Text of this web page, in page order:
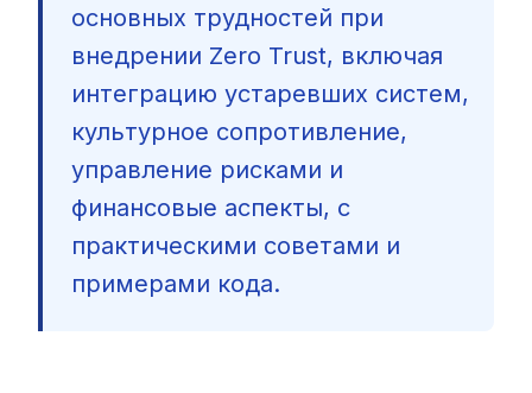
🇷🇺
основных трудностей при
внедрении Zero Trust, включая
интеграцию устаревших систем,
культурное сопротивление,
управление рисками и
финансовые аспекты, с
практическими советами и
примерами кода.